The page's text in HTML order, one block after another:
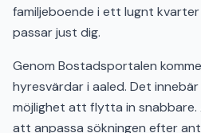
familjeboende i ett lugnt
passar just dig.
Genom Bostadsportalen
hyresvärdar i aaled. Det
möjlighet att flytta in
att anpassa sökningen efter